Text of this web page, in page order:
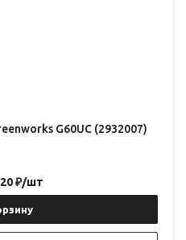
G60UC (2932007)
₽/шт